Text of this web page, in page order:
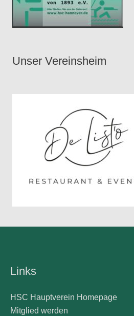
Unser Vereinsheim
Links
HSC Hauptverein Homepage
Mitglied werden